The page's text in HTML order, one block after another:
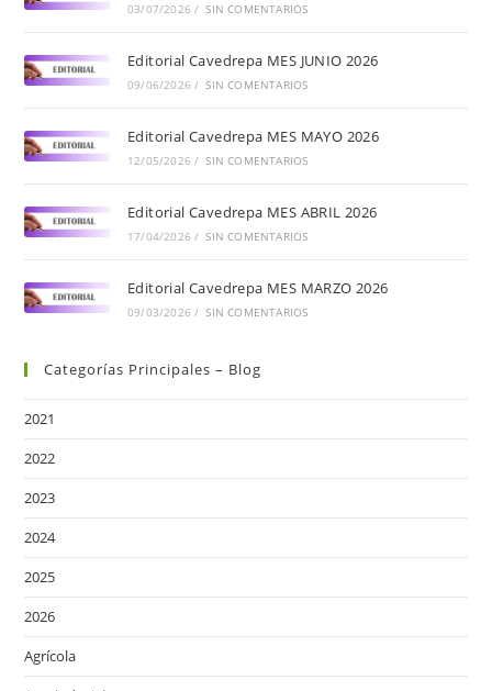
03/07/2026 / SIN COMENTARIOS
Editorial Cavedrepa MES JUNIO 2026
09/06/2026 / SIN COMENTARIOS
Editorial Cavedrepa MES MAYO 2026
12/05/2026 / SIN COMENTARIOS
Editorial Cavedrepa MES ABRIL 2026
17/04/2026 / SIN COMENTARIOS
Editorial Cavedrepa MES MARZO 2026
09/03/2026 / SIN COMENTARIOS
Categorías Principales – Blog
2021
2022
2023
2024
2025
2026
Agrícola